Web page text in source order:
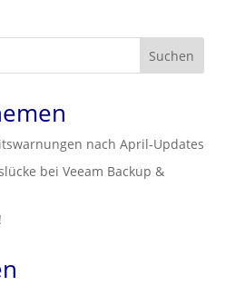
Suchen
nach April‑Updates
bei Veeam Backup &